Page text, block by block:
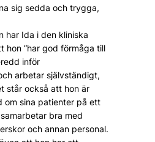
sig sedda och trygga,
har Ida i den kliniska
hon ”har god förmåga till
inför
arbetar självständigt,
står också att hon är
om sina patienter på ett
bra med
och annan personal.